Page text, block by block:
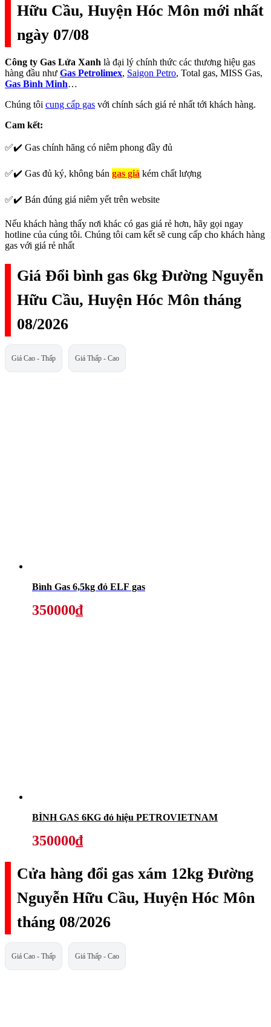
Hữu Cầu, Huyện Hóc Môn mới nhất
ngày 07/08
Công ty Gas Lửa Xanh là đại lý chính thức các thương hiệu gas
hàng đầu như Gas Petrolimex, Saigon Petro, Total gas, MISS Gas,
Gas Bình Minh…
Chúng tôi cung cấp gas với chính sách giá rẻ nhất tới khách hàng.
Cam kết:
✅✔️ Gas chính hãng có niêm phong đầy đủ
✅✔️ Gas đủ ký, không bán gas giả kém chất lượng
✅✔️ Bán đúng giá niêm yết trên website
Nếu khách hàng thấy nơi khác có gas giá rẻ hơn, hãy gọi ngay
hotline của cúng tôi. Chúng tôi cam kết sẽ cung cấp cho khách hàng
gas với giá rẻ nhất
Giá Đổi bình gas 6kg Đường Nguyễn
Hữu Cầu, Huyện Hóc Môn tháng
08/2026
Giá Cao - Thấp Giá Thấp - Cao
Bình Gas 6,5kg đỏ ELF gas
350000₫
BÌNH GAS 6KG đỏ hiệu PETROVIETNAM
350000₫
Cửa hàng đổi gas xám 12kg Đường
Nguyễn Hữu Cầu, Huyện Hóc Môn
tháng 08/2026
Giá Cao - Thấp Giá Thấp - Cao